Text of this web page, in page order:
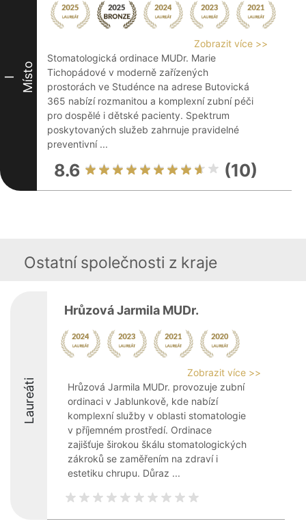
I Místo
Zobrazit více >>
Stomatologická ordinace MUDr. Marie
Tichopádové v moderně zařízených
prostorách ve Studénce na adrese Butovická
365 nabízí rozmanitou a komplexní zubní péči
pro dospělé i dětské pacienty. Spektrum
poskytovaných služeb zahrnuje pravidelné
preventivní ...
8.6 (10)
Ostatní společnosti z kraje
Laureáti
Hrůzová Jarmila MUDr.
Zobrazit více >>
Hrůzová Jarmila MUDr. provozuje zubní
ordinaci v Jablunkově, kde nabízí
komplexní služby v oblasti stomatologie
v příjemném prostředí. Ordinace
zajišťuje širokou škálu stomatologických
zákroků se zaměřením na zdraví i
estetiku chrupu. Důraz ...